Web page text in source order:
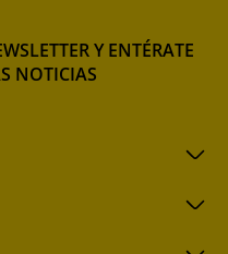
Y ENTÉRATE
NOTICIAS